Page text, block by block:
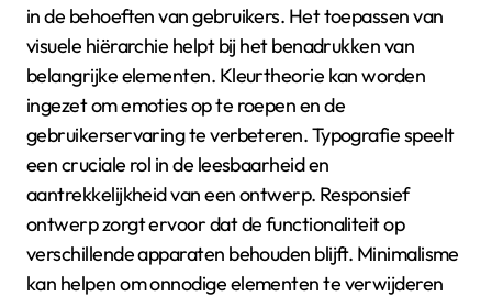
in de behoeften van gebruikers. Het toepassen van
visuele hiërarchie helpt bij het benadrukken van
belangrijke elementen. Kleurtheorie kan worden
ingezet om emoties op te roepen en de
gebruikerservaring te verbeteren. Typografie speelt
een cruciale rol in de leesbaarheid en
aantrekkelijkheid van een ontwerp. Responsief
ontwerp zorgt ervoor dat de functionaliteit op
verschillende apparaten behouden blijft. Minimalisme
kan helpen om onnodige elementen te verwijderen